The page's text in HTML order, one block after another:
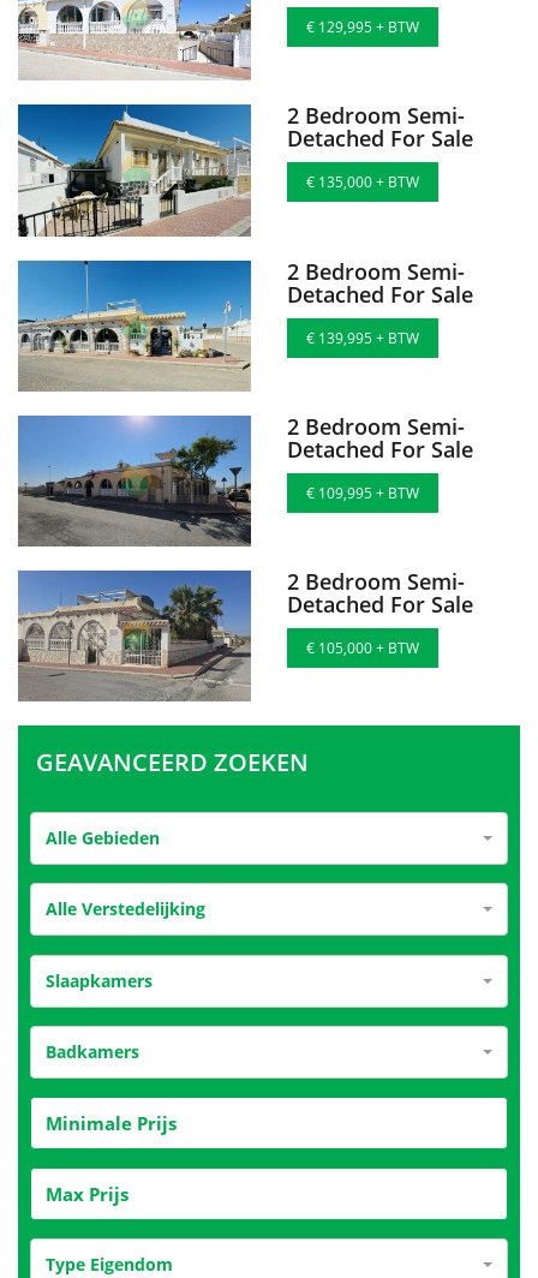
€ 129,995 + BTW
2 Bedroom Semi-
Detached For Sale
€ 135,000 + BTW
2 Bedroom Semi-
Detached For Sale
€ 139,995 + BTW
2 Bedroom Semi-
Detached For Sale
€ 109,995 + BTW
2 Bedroom Semi-
Detached For Sale
€ 105,000 + BTW
GEAVANCEERD ZOEKEN
Alle Gebieden
Alle Verstedelijking
Slaapkamers
Badkamers
Type Eigendom